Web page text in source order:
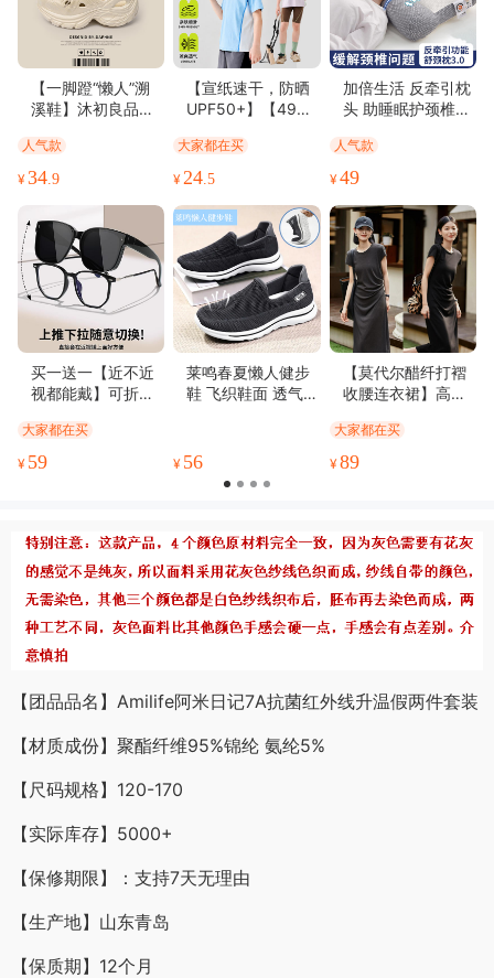
方便实用(28) 字体适宜(27) 格外清爽(26) 款式时尚(26)
透气性好(25) 很显气质(23) 上身好看(21) 高端大气(19)
易于使用(17) 很有弹力(16) 物流很快(14) 完美无瑕(12)
薄厚适中(11) 无油腻感(11) 精美雅致(10) 优美详细(10)
清香四溢(9) 清香软糯(9) 清晰度高(9) 做工精致(9)
松软可口(6) 功能强劲(6) 不占空间(6)
【一脚蹬“懒人”溯
溪鞋】沐初良品情
款夏季溯溪鞋 外穿
包头鞋，柔软舒适
人气款
¥34.9
【宣纸速干，防晒
UPF50+】【49元
款儿童宣纸衣短袖T
中大童防晒吸湿排
大家都在买
¥24.5
加倍生活 反牵引枕
头 助睡眠护颈椎枕
反弓富贵包护颈枕
品牌直发
人气款
¥49
买一送一【近不近
视都能戴】可折叠
镜，普通镜片/偏光
镜片可选！送原版
大家都在买
¥ 59
莱鸣春夏懒人健步
鞋 飞织鞋面 透气干
担 鞋底支撑有力回
弹性好 减缓足部压
¥ 56
【莫代尔醋纤打褶
收腰连衣裙】高弹
大家都在买
¥89
【团品品名】Amilife阿米日记7A抗菌红外线升温假两件套装
【材质成份】聚酯纤维95%锦纶 氨纶5%
【尺码规格】120-170
【实际库存】5000+
【保修期限】：支持7天无理由
【生产地】山东青岛
【保质期】12个月